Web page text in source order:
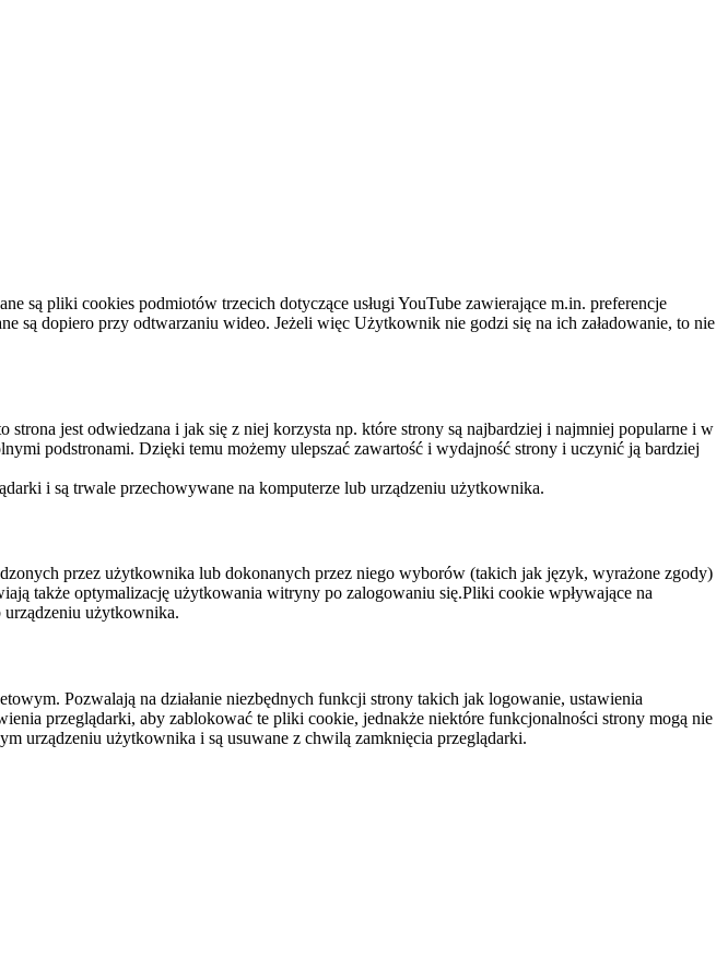
są pliki cookies podmiotów trzecich dotyczące usługi YouTube zawierające m.in. preferencje
są dopiero przy odtwarzaniu wideo. Jeżeli więc Użytkownik nie godzi się na ich załadowanie, to nie
jest odwiedzana i jak się z niej korzysta np. które strony są najbardziej i najmniej popularne i w
podstronami. Dzięki temu możemy ulepszać zawartość i wydajność strony i uczynić ją bardziej
i są trwale przechowywane na komputerze lub urządzeniu użytkownika.
przez użytkownika lub dokonanych przez niego wyborów (takich jak język, wyrażone zgody)
także optymalizację użytkowania witryny po zalogowaniu się.Pliki cookie wpływające na
urządzeniu użytkownika.
Pozwalają na działanie niezbędnych funkcji strony takich jak logowanie, ustawienia
przeglądarki, aby zablokować te pliki cookie, jednakże niektóre funkcjonalności strony mogą nie
urządzeniu użytkownika i są usuwane z chwilą zamknięcia przeglądarki.